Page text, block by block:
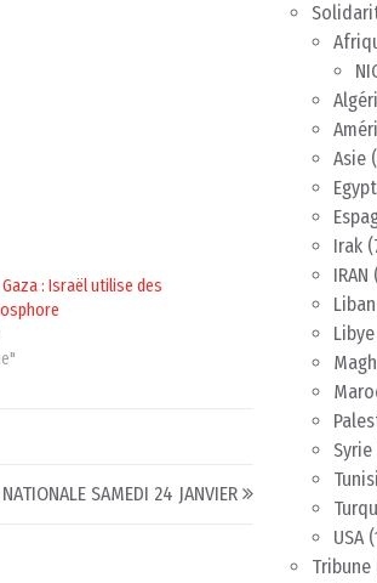
: Israël utilise des
SAMEDI 24 JANVIER
Asie
Irak
IRAN
Liban
Libye
Syrie
USA
Tribune